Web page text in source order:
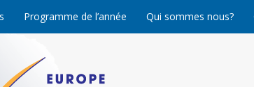
Programme de l’année Qui sommes nous?